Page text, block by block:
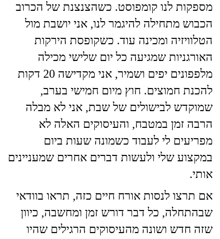
מספקות לנו קומפוסט. כשהצנצנת של הכרוב
הכבוש מתחילה להיגמר לנו, אני יושבת מול
הטלוויזיה ומכינה עוד. כשקופסת הירקות
האורגניות שמגיעה כל יום שלישי מכילה
מלפפונים יפים ושמיר, אני מקדישה 20 דקות
להכנת חמוצים. חוץ מיום חמישי בערב,
שמוקדש לבישולים של שבת, אני לא מבלה
הרבה זמן במטבח, והעיסוקים האלה לא
מפריעים לי לעבוד כשמונה שעות ביום
במקצוע שלי ולעשות דברים אחרים שמעניינים
אותי.
אם תרצו לנסות אורח חיים כזה, תראו בוודאי
שבהתחלה, כל דבר דורש זמן ומחשבה, כיוון
שזה חדש ושונה מהעיסוקים הרגילים שהיו